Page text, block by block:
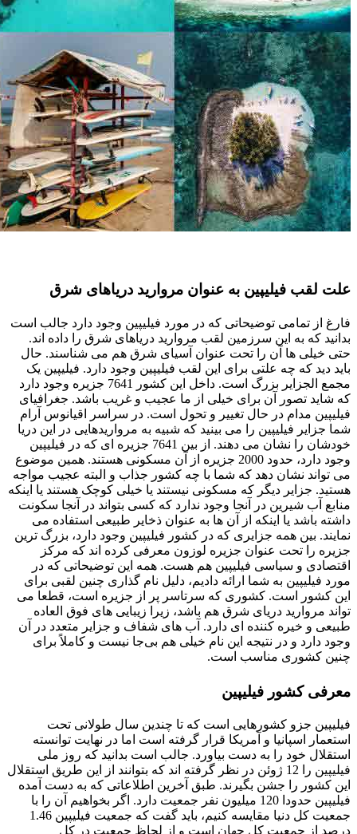
علت لقب فیلیپین به عنوان مروارید دریاهای شرق
فارغ از تمامی توضیحاتی که در مورد فیلیپین وجود دارد جالب است
بدانید که به این سرزمین لقب مروارید دریاهای شرق را داده ‌اند.
حتی خیلی ‌ها آن را تحت عنوان آسیای شرق هم می ‌شناسند. حال
باید دید که چه علتی برای این لقب فیلیپین وجود دارد. فیلیپین یک
مجمع الجزایر بزرگ است. داخل این کشور 7641 جزیره وجود دارد
که شاید تصور آن برای خیلی از ما عجیب و غریب باشد. جغرافیای
فیلیپین مدام در حال تغییر و تحول است. در سراسر اقیانوس آرام
شما جزایر فیلیپین را می ‌بینید که شبیه به مرواریدهایی در این دریا
خودشان را نشان می ‌دهند. از بین 7641 جزیره‌ ای که در فیلیپین
وجود دارد، حدود 2000 جزیره از آن مسکونی هستند. همین موضوع
می ‌تواند نشان دهد که شما با چه کشور جذاب و البته عجیب مواجه
هستید. جزایر دیگر که مسکونی نیستند یا خیلی کوچک هستند یا اینکه
منابع آب شیرین در آنجا وجود ندارد که کسی بتواند در آنجا سکونت
داشته باشد یا اینکه از آن ها به عنوان ذخایر طبیعی استفاده می
نمایند. بین همه جزایری که در کشور فیلیپین وجود دارد، بزرگ ترین
جزیره را تحت عنوان جزیره لوزون معرفی کرده ‌اند که مرکز
اقتصادی و سیاسی فیلیپین هم هست. همه این توضیحاتی که در
مورد فیلیپین به شما ارائه دادیم، دلیل نام گذاری چنین لقبی برای
این کشور است. کشوری که سرتاسر پر از جزیره است، قطعا می
‌تواند مروارید دریای شرق هم باشد، زیرا زیبایی ‌های فوق العاده
طبیعی و خیره کننده ای دارد. آب ‌های شفاف و جزایر متعدد در آن
وجود دارد و در نتیجه این نام خیلی هم بی‌جا نیست و کاملاً برای
چنین کشوری مناسب است.
معرفی کشور فیلیپین
فیلیپین جزو کشورهایی است که تا چندین سال طولانی تحت
استعمار اسپانیا و آمریکا قرار گرفته است اما در نهایت توانسته
استقلال خود را به دست بیاورد. جالب است بدانید که روز ملی
فیلیپین را 12 ژوئن در نظر گرفته ‌اند که بتوانند از این طریق استقلال
این کشور را جشن بگیرند. طبق آخرین اطلاعاتی که به دست آمده
فیلیپین حدودا 120 میلیون نفر جمعیت دارد. اگر بخواهیم آن را با
جمعیت کل دنیا مقایسه کنیم، باید گفت که جمعیت فیلیپین 1.46
درصد از جمعیت کل جهان است و از لحاظ جمعیت در کل